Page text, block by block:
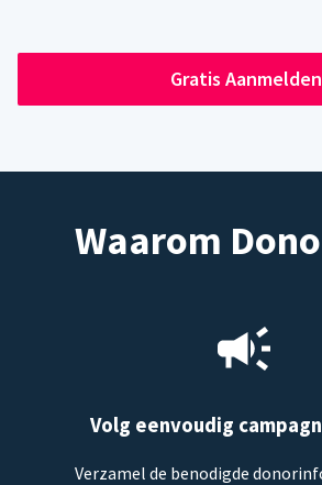
Gratis Aanmelden
Waarom
Volg eenvoudig
Verzamel de benodigde